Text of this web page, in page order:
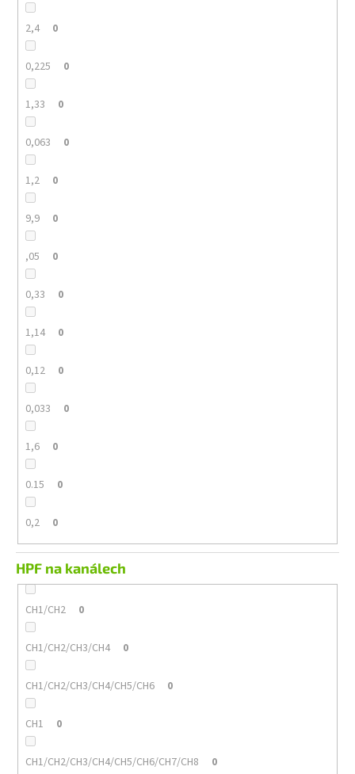
2,4 0
0,225 0
1,33 0
0,063 0
1,2 0
9,9 0
,05 0
0,33 0
1,14 0
0,12 0
0,033 0
1,6 0
0.15 0
0,2 0
HPF na kanálech
CH1/CH2 0
CH1/CH2/CH3/CH4 0
CH1/CH2/CH3/CH4/CH5/CH6 0
CH1 0
CH1/CH2/CH3/CH4/CH5/CH6/CH7/CH8 0